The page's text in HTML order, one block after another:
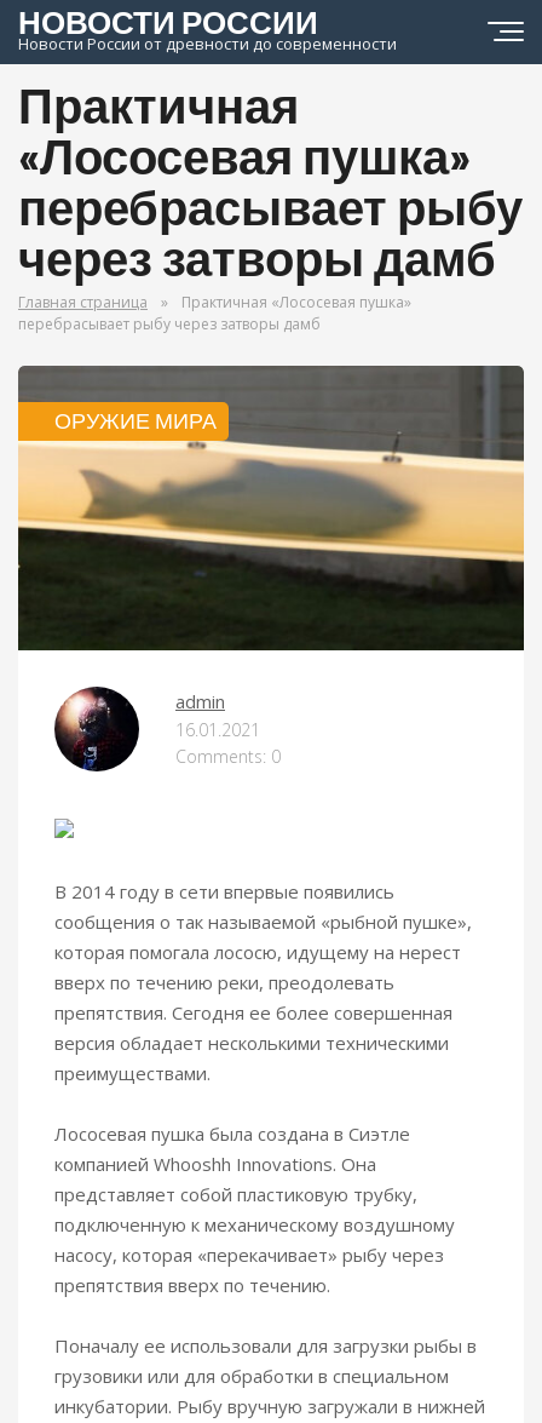
НОВОСТИ РОССИИ
Новости России от древности до современности
Практичная
«Лососевая пушка»
перебрасывает рыбу
через затворы дамб
Главная страница »
Практичная «Лососевая пушка»
перебрасывает рыбу через затворы дамб
ОРУЖИЕ МИРА
admin
16.01.2021
Comments: 0
В 2014 году в сети впервые появились
сообщения о так называемой «рыбной пушке»,
которая помогала лососю, идущему на нерест
вверх по течению реки, преодолевать
препятствия. Сегодня ее более совершенная
версия обладает несколькими техническими
преимуществами.
Лососевая пушка была создана в Сиэтле
компанией Whooshh Innovations. Она
представляет собой пластиковую трубку,
подключенную к механическому воздушному
насосу, которая «перекачивает» рыбу через
препятствия вверх по течению.
Поначалу ее использовали для загрузки рыбы в
грузовики или для обработки в специальном
инкубатории. Рыбу вручную загружали в нижней